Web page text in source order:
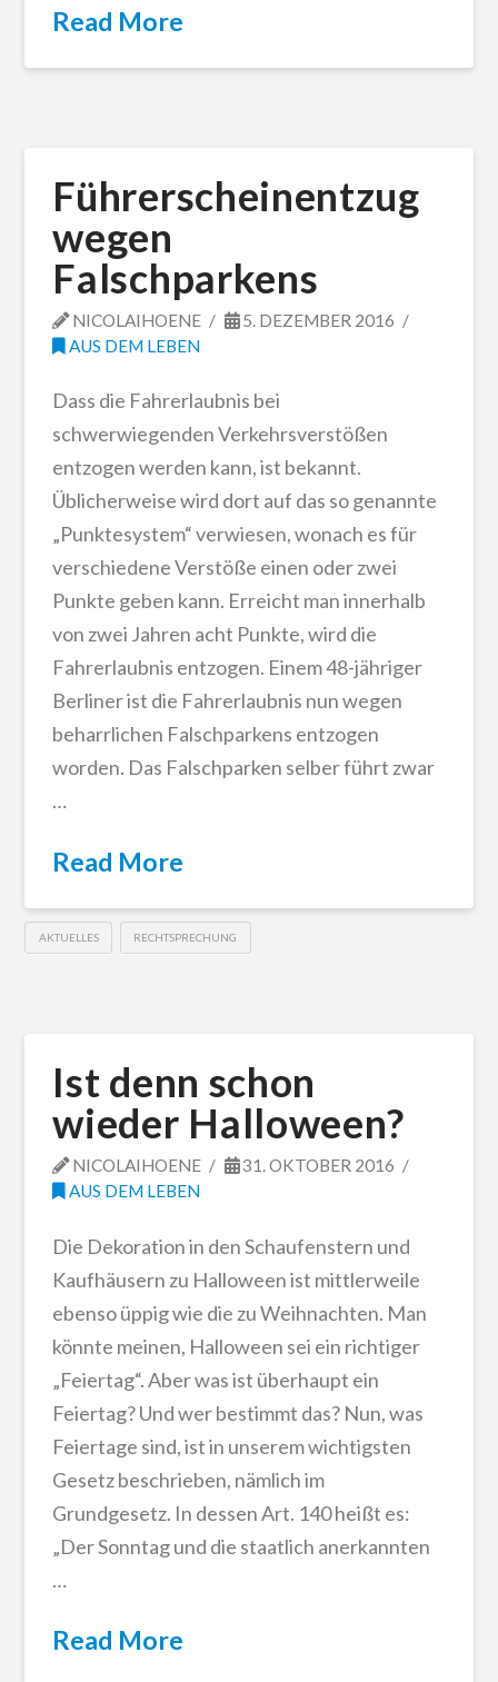
Read More
Führerscheinentzug
wegen
Falschparkens
NICOLAIHOENE
5. DEZEMBER 2016
AUS DEM LEBEN
Dass die Fahrerlaubnis bei
schwerwiegenden Verkehrsverstößen
entzogen werden kann, ist bekannt.
Üblicherweise wird dort auf das so genannte
„Punktesystem“ verwiesen, wonach es für
verschiedene Verstöße einen oder zwei
Punkte geben kann. Erreicht man innerhalb
von zwei Jahren acht Punkte, wird die
Fahrerlaubnis entzogen. Einem 48-jähriger
Berliner ist die Fahrerlaubnis nun wegen
beharrlichen Falschparkens entzogen
worden. Das Falschparken selber führt zwar
…
Read More
AKTUELLES RECHTSPRECHUNG
Ist denn schon
wieder Halloween?
NICOLAIHOENE
31. OKTOBER 2016
AUS DEM LEBEN
Die Dekoration in den Schaufenstern und
Kaufhäusern zu Halloween ist mittlerweile
ebenso üppig wie die zu Weihnachten. Man
könnte meinen, Halloween sei ein richtiger
„Feiertag“. Aber was ist überhaupt ein
Feiertag? Und wer bestimmt das? Nun, was
Feiertage sind, ist in unserem wichtigsten
Gesetz beschrieben, nämlich im
Grundgesetz. In dessen Art. 140 heißt es:
„Der Sonntag und die staatlich anerkannten
…
Read More